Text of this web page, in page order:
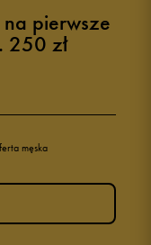
pierwsze
250 zł
męska